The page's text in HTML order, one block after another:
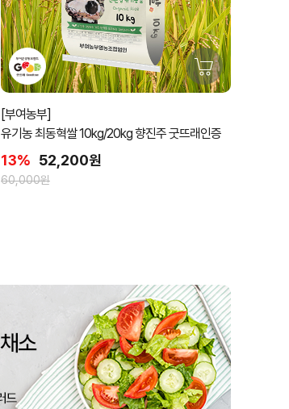
[부여농부]
유기농 최동혁쌀 10kg/20kg 향진주 굿뜨래인증
13% 52,200원
60,000원